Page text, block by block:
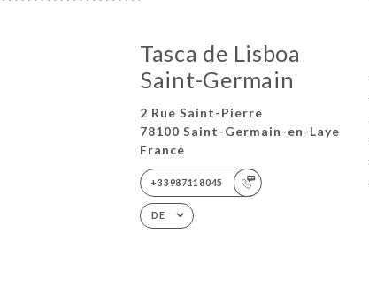
Tasca de Lisboa
Saint-Germain
2 Rue Saint-Pierre
78100 Saint-Germain-en-Laye
France
+33987118045
DE